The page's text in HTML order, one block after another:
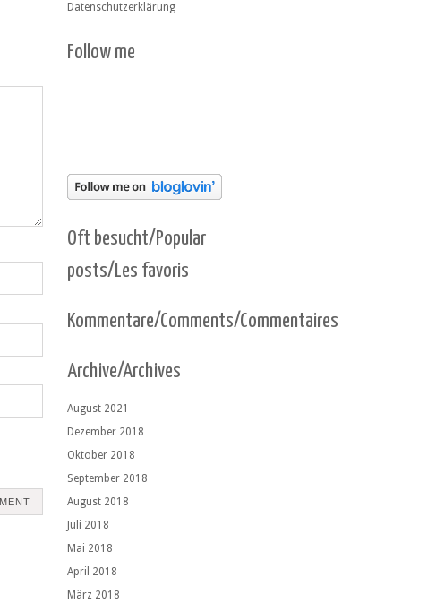
Datenschutzerklärung
Follow me
Oft besucht/Popular
posts/Les favoris
Kommentare/Comments/Commentaires
Archive/Archives
August 2021
Dezember 2018
Oktober 2018
September 2018
August 2018
Juli 2018
Mai 2018
April 2018
März 2018